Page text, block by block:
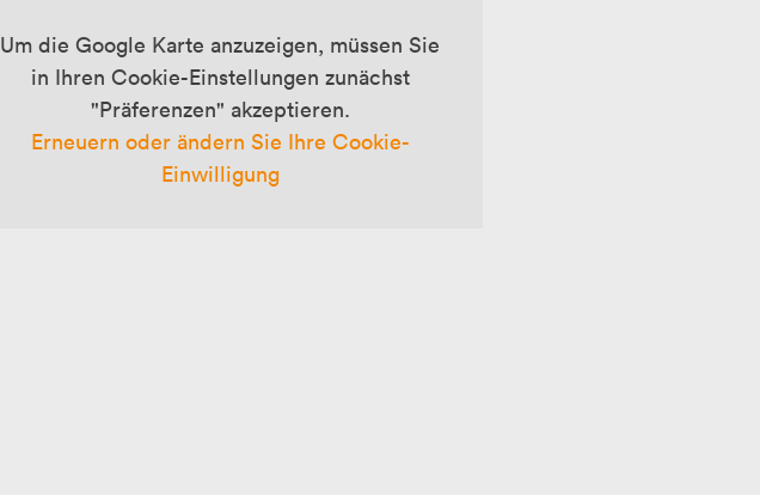
Um die Google Karte anzuzeigen, müssen Sie
in Ihren Cookie-Einstellungen zunächst
"Präferenzen" akzeptieren.
Erneuern oder ändern Sie Ihre Cookie-
Einwilligung